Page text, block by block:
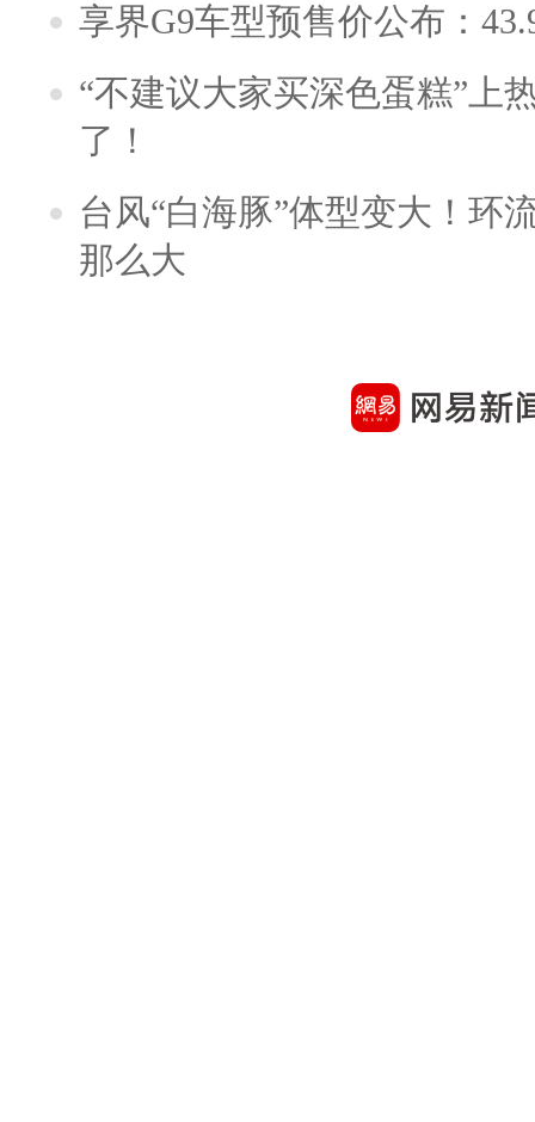
享界G9车型预售价公布：
“不建议大家买深色蛋糕”上
了！
台风“白海豚”体型变大！环
那么大